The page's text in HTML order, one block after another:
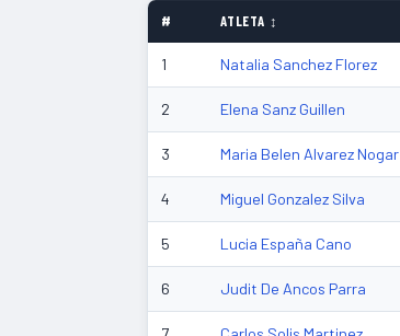
# ATLETA ↕
1 Natalia Sanchez Florez
2 Elena Sanz Guillen
3 Maria Belen Alvarez Nogar
4 Miguel Gonzalez Silva
5 Lucia España Cano
6 Judit De Ancos Parra